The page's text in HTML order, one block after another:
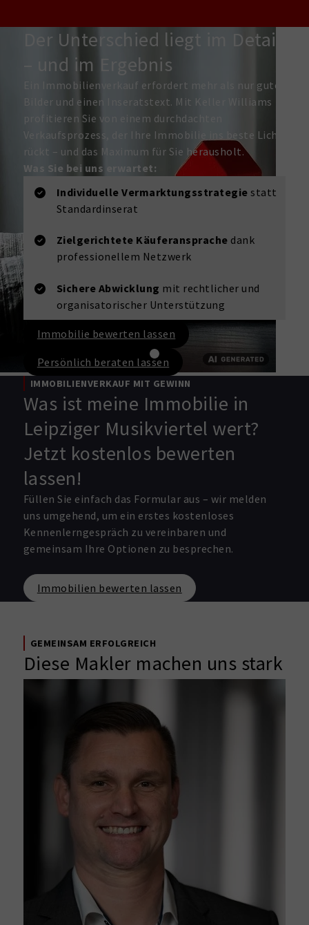
Der Unterschied liegt im Detail
– und im Ergebnis
Ein Immobilienverkauf erfordert mehr als nur gute
Bilder und einen Inseratstext. Mit Keller Williams
profitieren Sie von einem durchdachten
Verkaufsprozess, der Ihre Immobilie ins beste Licht
rückt – und das Maximum für Sie herausholt.
Was Sie bei uns erwartet:
Individuelle Vermarktungsstrategie statt
Standardinserat
Zielgerichtete Käuferansprache dank
professionellem Netzwerk
Sichere Abwicklung mit rechtlicher und
organisatorischer Unterstützung
Immobilie bewerten lassen
Persönlich beraten lassen
IMMOBILIENVERKAUF MIT GEWINN
Was ist meine Immobilie in
Leipziger Musikviertel wert?
Jetzt kostenlos bewerten
lassen!
Füllen Sie einfach das Formular aus – wir melden
uns umgehend, um ein erstes kostenloses
Kennenlerngespräch zu vereinbaren und
gemeinsam Ihre Optionen zu besprechen.
Immobilien bewerten lassen
GEMEINSAM ERFOLGREICH
Diese Makler machen uns stark